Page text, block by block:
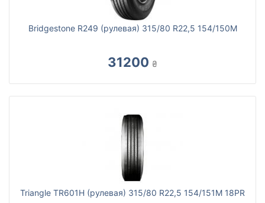
Bridgestone R249 (рулевая) 315/80 R22,5 154/150М
31200 ₴
Triangle TR601H (рулевая) 315/80 R22,5 154/151M 18PR